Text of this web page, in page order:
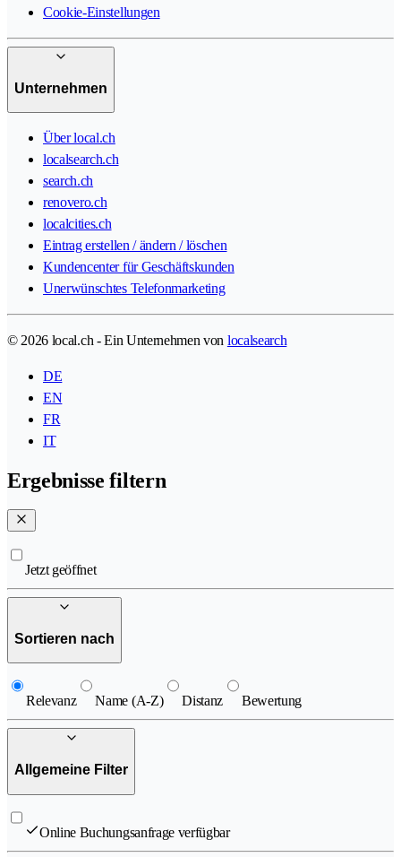
Cookie-Einstellungen
Unternehmen
Über local.ch
localsearch.ch
search.ch
renovero.ch
localcities.ch
Eintrag erstellen / ändern / löschen
Kundencenter für Geschäftskunden
Unerwünschtes Telefonmarketing
© 2026 local.ch - Ein Unternehmen von localsearch
DE
EN
FR
IT
Ergebnisse filtern
Jetzt geöffnet
Sortieren nach
Relevanz Name (A-Z) Distanz Bewertung
Allgemeine Filter
Online Buchungsanfrage verfügbar